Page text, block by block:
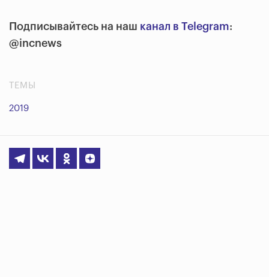
Подписывайтесь на наш канал в Telegram:
@incnews
ТЕМЫ
2019